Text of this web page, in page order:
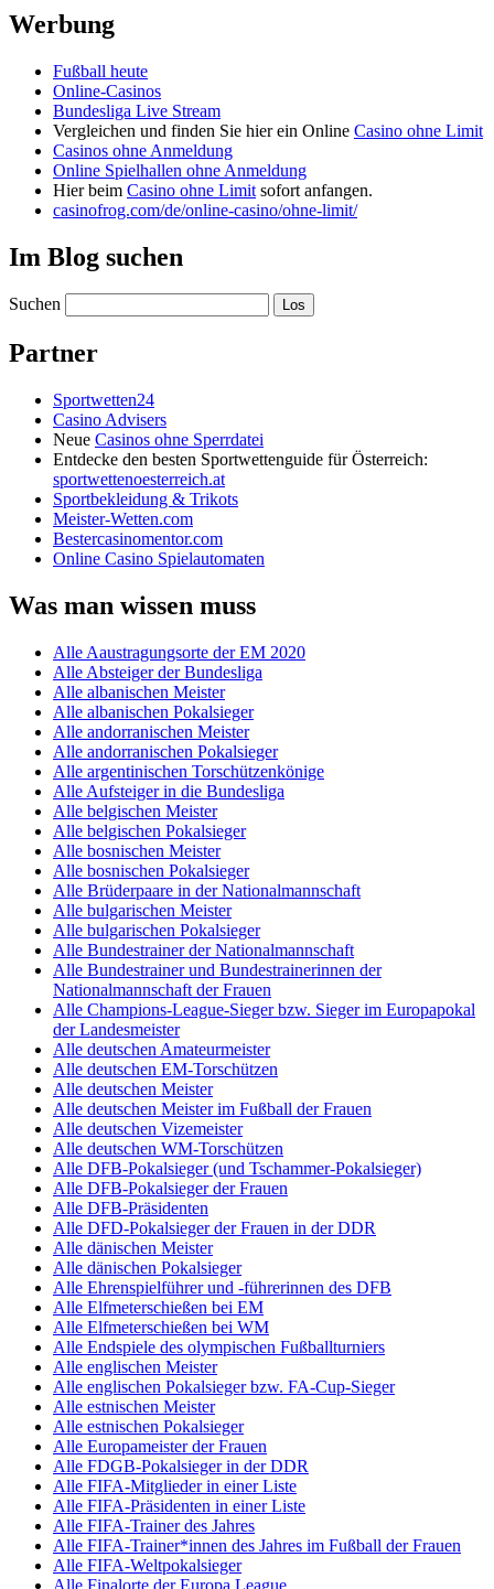
Werbung
Fußball heute
Online-Casinos
Bundesliga Live Stream
Vergleichen und finden Sie hier ein Online Casino ohne Limit
Casinos ohne Anmeldung
Online Spielhallen ohne Anmeldung
Hier beim Casino ohne Limit sofort anfangen.
casinofrog.com/de/online-casino/ohne-limit/
Im Blog suchen
Suchen
Partner
Sportwetten24
Casino Advisers
Neue Casinos ohne Sperrdatei
Entdecke den besten Sportwettenguide für Österreich:
sportwettenoesterreich.at
Sportbekleidung & Trikots
Meister-Wetten.com
Bestercasinomentor.com
Online Casino Spielautomaten
Was man wissen muss
Alle Aaustragungsorte der EM 2020
Alle Absteiger der Bundesliga
Alle albanischen Meister
Alle albanischen Pokalsieger
Alle andorranischen Meister
Alle andorranischen Pokalsieger
Alle argentinischen Torschützenkönige
Alle Aufsteiger in die Bundesliga
Alle belgischen Meister
Alle belgischen Pokalsieger
Alle bosnischen Meister
Alle bosnischen Pokalsieger
Alle Brüderpaare in der Nationalmannschaft
Alle bulgarischen Meister
Alle bulgarischen Pokalsieger
Alle Bundestrainer der Nationalmannschaft
Alle Bundestrainer und Bundestrainerinnen der
Nationalmannschaft der Frauen
Alle Champions-League-Sieger bzw. Sieger im Europapokal
der Landesmeister
Alle deutschen Amateurmeister
Alle deutschen EM-Torschützen
Alle deutschen Meister
Alle deutschen Meister im Fußball der Frauen
Alle deutschen Vizemeister
Alle deutschen WM-Torschützen
Alle DFB-Pokalsieger (und Tschammer-Pokalsieger)
Alle DFB-Pokalsieger der Frauen
Alle DFB-Präsidenten
Alle DFD-Pokalsieger der Frauen in der DDR
Alle dänischen Meister
Alle dänischen Pokalsieger
Alle Ehrenspielführer und -führerinnen des DFB
Alle Elfmeterschießen bei EM
Alle Elfmeterschießen bei WM
Alle Endspiele des olympischen Fußballturniers
Alle englischen Meister
Alle englischen Pokalsieger bzw. FA-Cup-Sieger
Alle estnischen Meister
Alle estnischen Pokalsieger
Alle Europameister der Frauen
Alle FDGB-Pokalsieger in der DDR
Alle FIFA-Mitglieder in einer Liste
Alle FIFA-Präsidenten in einer Liste
Alle FIFA-Trainer des Jahres
Alle FIFA-Trainer*innen des Jahres im Fußball der Frauen
Alle FIFA-Weltpokalsieger
Alle Finalorte der Europa League